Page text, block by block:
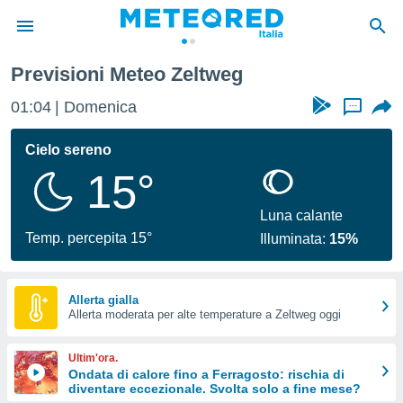
di
per
le
di
Web
le
Previsioni Meteo Zeltweg
01:04 Domenica ...
Cielo sereno
15°
Temp. percepita 15°
Luna calante
Illuminata: 15%
Allerta gialla
Allerta moderata per alte temperature a Zeltweg oggi
Ultim'ora.
Ondata di calore fino a Ferragosto: rischia di
diventare eccezionale. Svolta solo a fine mese?